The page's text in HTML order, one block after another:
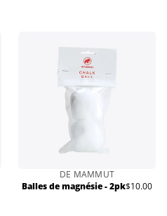
DE MAMMUT
Balles de magnésie - 2pkPrix
$10.00